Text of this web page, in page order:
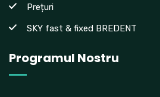
Prețuri
SKY fast & fixed BREDENT
Programul Nostru